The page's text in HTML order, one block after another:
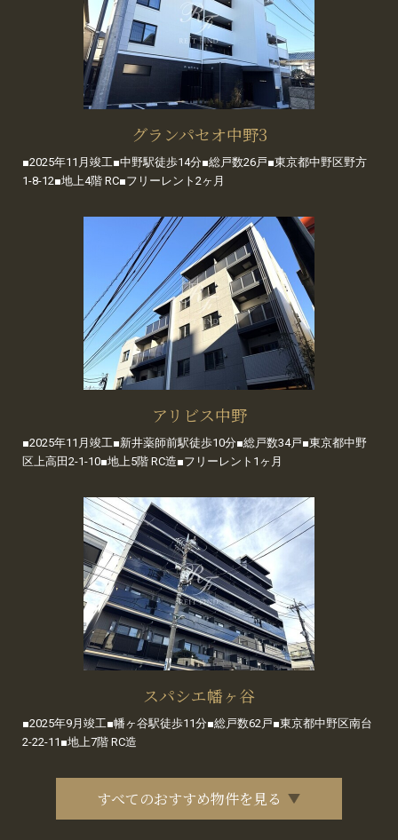
グランパセオ中野3
■2025年11月竣工■中野駅徒歩14分■総戸数26戸■東京都中野区野方
1-8-12■地上4階 RC■フリーレント2ヶ月
アリビス中野
■2025年11月竣工■新井薬師前駅徒歩10分■総戸数34戸■東京都中野
区上高田2-1-10■地上5階 RC造■フリーレント1ヶ月
スパシエ幡ヶ谷
■2025年9月竣工■幡ヶ谷駅徒歩11分■総戸数62戸■東京都中野区南台
2-22-11■地上7階 RC造
すべてのおすすめ物件を見る